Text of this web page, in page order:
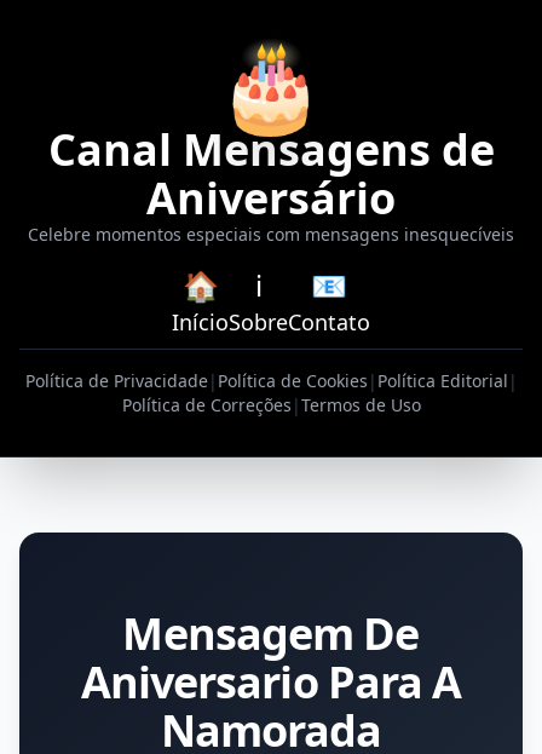
🎂
Canal Mensagens de
Aniversário
Celebre momentos especiais com mensagens inesquecíveis
🏠
Início
ℹ️
Sobre
📧
Contato
Política de Privacidade| Política de Cookies | Política Editorial |
Política de Correções |Termos de Uso
Mensagem De
Aniversario Para A
Namorada